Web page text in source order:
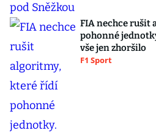
FIA nechce
pohonné
vše jen zhoršilo
F1 Sport